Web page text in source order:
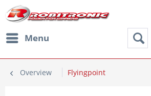
Menu
Overview Flyingpoint